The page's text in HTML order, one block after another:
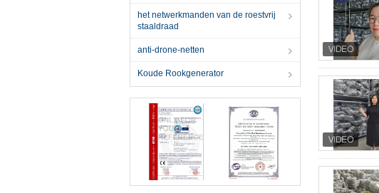
het netwerkmanden van de roestvrij
staaldraad
anti-drone-netten
Koude Rookgenerator